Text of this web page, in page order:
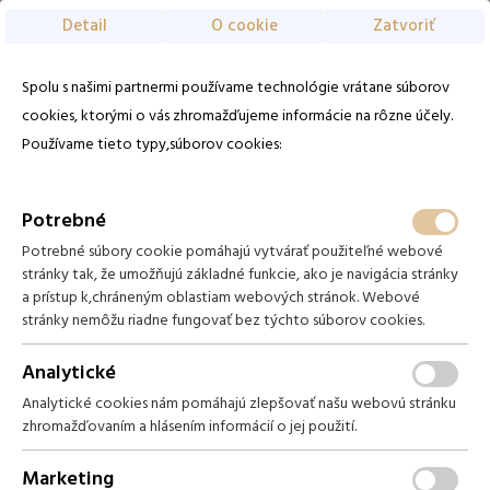
Domov
Balíčky
Izby
Darčekové poukážky
Vstupenky
Zaregistrujte sa Zabudli ste heslo?
Heslo
Prihlásiť sa
Pokračovať bez prihlásenia
Momentálne nemáme dostupné žiadne termíny
Potrebujete pomoc s rezerváciou?
Zavolajte na+421 52 418 11 08alebo napíšte narecepcia@hotel-
hubert.sk
Objavujte ostatné balíčky
Zobraziť všetky balíčky
Detail O cookie Zatvoriť
Spolu s našimi partnermi používame technológie vrátane súborov
cookies, ktorými o vás zhromažďujeme informácie na rôzne účely.
Používame tieto typy,súborov cookies:
Potrebné
Potrebné súbory cookie pomáhajú vytvárať použiteľné webové
stránky tak, že umožňujú základné funkcie, ako je navigácia stránky
a prístup k,chráneným oblastiam webových stránok. Webové
stránky nemôžu riadne fungovať bez týchto súborov cookies.
Analytické
Analytické cookies nám pomáhajú zlepšovať našu webovú stránku
zhromažďovaním a hlásením informácií o jej použití.
Marketing
Voľba jazyka
EN PL